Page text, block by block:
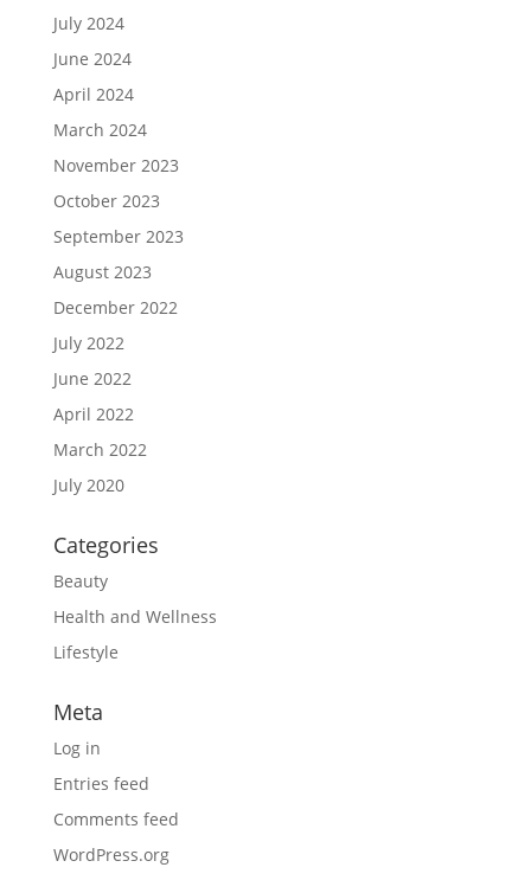
July 2024
June 2024
April 2024
March 2024
November 2023
October 2023
September 2023
August 2023
December 2022
July 2022
June 2022
April 2022
March 2022
July 2020
Categories
Beauty
Health and Wellness
Lifestyle
Meta
Log in
Entries feed
Comments feed
WordPress.org